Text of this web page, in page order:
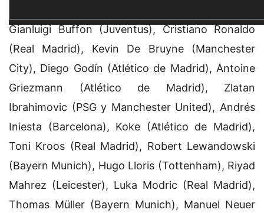
Gianluigi Buffon (Juventus), Cristiano Ronaldo
(Real Madrid), Kevin De Bruyne (Manchester
City), Diego Godín (Atlético de Madrid), Antoine
Griezmann (Atlético de Madrid), Zlatan
Ibrahimovic (PSG y Manchester United), Andrés
Iniesta (Barcelona), Koke (Atlético de Madrid),
Toni Kroos (Real Madrid), Robert Lewandowski
(Bayern Munich), Hugo Lloris (Tottenham), Riyad
Mahrez (Leicester), Luka Modric (Real Madrid),
Thomas Müller (Bayern Munich), Manuel Neuer